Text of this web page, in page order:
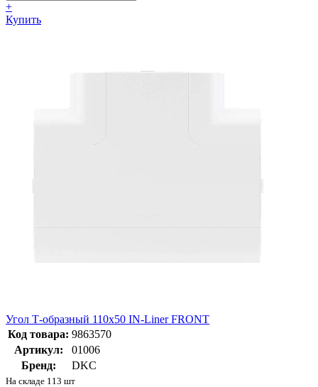
+
Купить
Угол Т-образный 110х50 IN-Liner FRONT
Код товара: 9863570
Артикул:
01006
Бренд:
DKC
На складе 113 шт